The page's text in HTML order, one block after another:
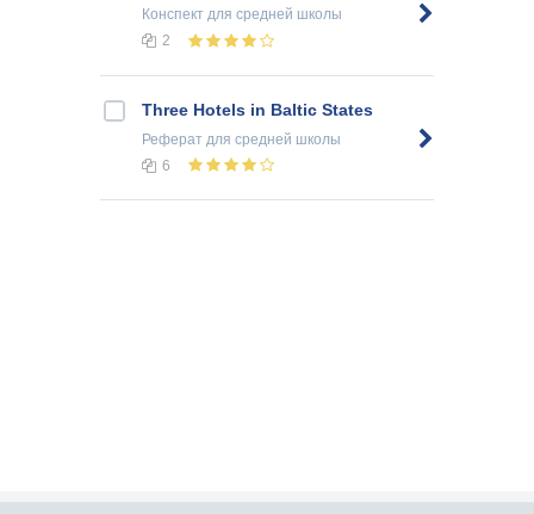
Конспект для средней школы
2
Three Hotels in Baltic States
Реферат для средней школы
6